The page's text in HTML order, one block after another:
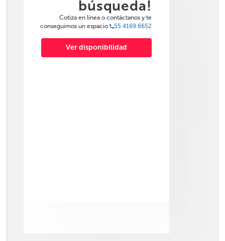
búsqueda!
Cotiza en línea o contáctanos y te
conseguimos un espacio
55 4169 6652
Ver disponibilidad